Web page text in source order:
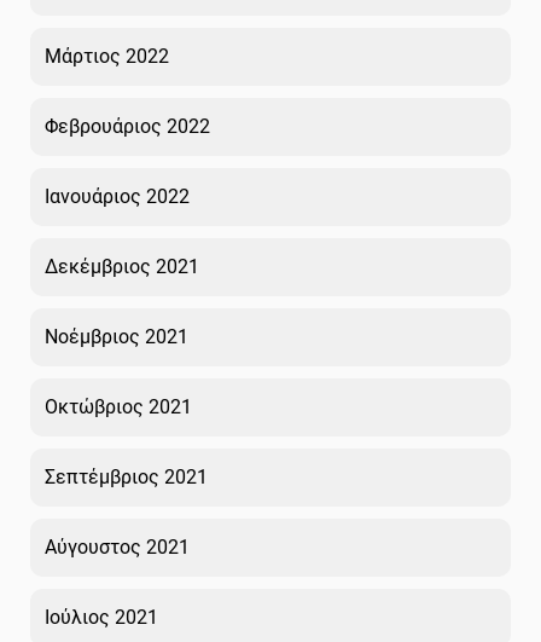
Μάρτιος 2022
Φεβρουάριος 2022
Ιανουάριος 2022
Δεκέμβριος 2021
Νοέμβριος 2021
Οκτώβριος 2021
Σεπτέμβριος 2021
Αύγουστος 2021
Ιούλιος 2021